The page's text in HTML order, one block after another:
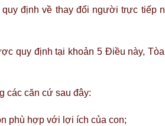
định về thay đổi người trực tiếp
quy định tại khoản 5 Điều này,
các căn cứ sau đây:
phù hợp với lợi ích của con;